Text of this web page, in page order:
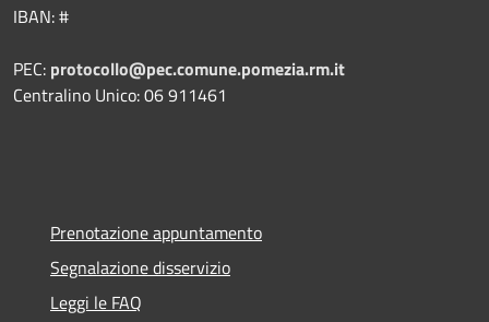
IBAN: #
PEC: protocollo@pec.comune.pomezia.rm.it
Centralino Unico: 06 911461
Prenotazione appuntamento
Segnalazione disservizio
Leggi le FAQ